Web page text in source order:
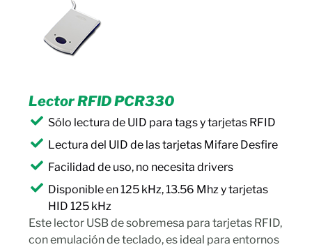
Lector RFID PCR330
Sólo lectura de UID para tags y tarjetas RFID
Lectura del UID de las tarjetas Mifare Desfire
Facilidad de uso, no necesita drivers
Disponible en 125 kHz, 13.56 Mhz y tarjetas
HID 125 kHz
Este lector USB de sobremesa para tarjetas RFID,
con emulación de teclado, es ideal para entornos